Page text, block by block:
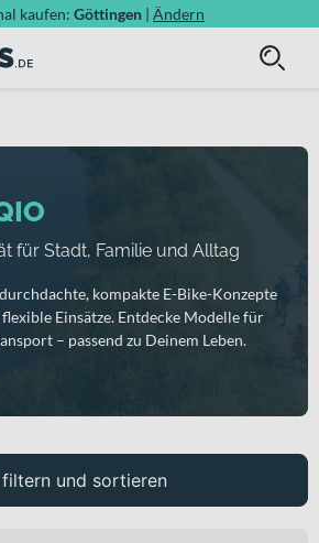
kaufen: Göttingen | Ändern
für Stadt, Familie und Alltag
kompakte E-Bike-Konzepte
Einsätze. Entdecke Modelle für
– passend zu Deinem Leben.
filtern und sortieren